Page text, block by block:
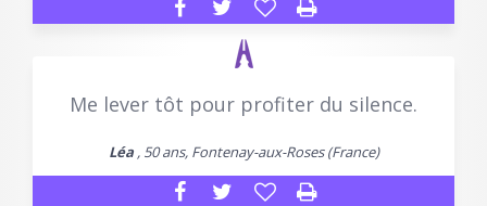
Me lever tôt pour profiter du silence.
Léa, 50 ans, Fontenay-aux-Roses (France)